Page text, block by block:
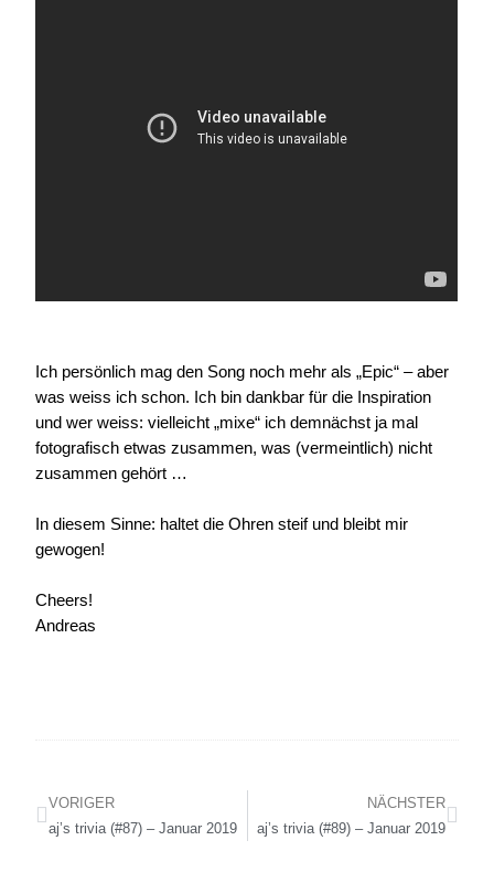
Ich persönlich mag den Song noch mehr als „Epic“ – aber
was weiss ich schon. Ich bin dankbar für die Inspiration
und wer weiss: vielleicht „mixe“ ich demnächst ja mal
fotografisch etwas zusammen, was (vermeintlich) nicht
zusammen gehört …
In diesem Sinne: haltet die Ohren steif und bleibt mir
gewogen!
Cheers!
Andreas
VORIGER
aj’s trivia (#87) – Januar 2019
NÄCHSTER
aj’s trivia (#89) – Januar 2019